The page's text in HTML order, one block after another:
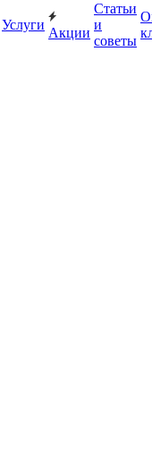
Услуги
Акции
Статьи
и
советы